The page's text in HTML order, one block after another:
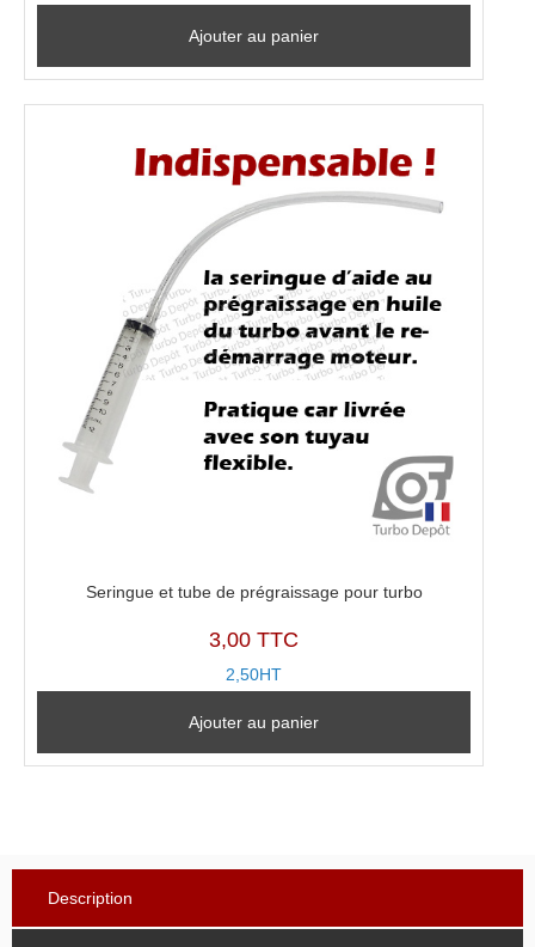
Ajouter au panier
Seringue et tube de prégraissage pour turbo
3,00 TTC
2,50HT
Ajouter au panier
Description